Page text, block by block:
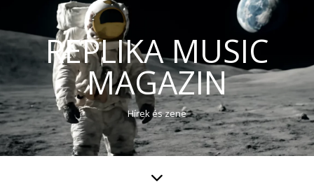
REPLIKA MUSIC
MAGAZIN
Hírek és zene